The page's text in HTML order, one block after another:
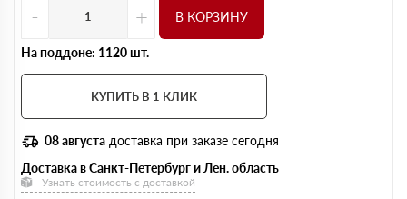
- + В КОРЗИНУ
На поддоне: 1120 шт.
КУПИТЬ В 1 КЛИК
08 августа доставка при заказе сегодня
Доставка в Санкт-Петербург и Лен. область
Узнать стоимость с доставкой